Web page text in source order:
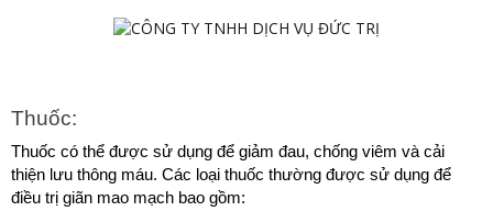
Thuốc:
Thuốc có thể được sử dụng để giảm đau, chống viêm và cải
thiện lưu thông máu. Các loại thuốc thường được sử dụng để
điều trị giãn mao mạch bao gồm: